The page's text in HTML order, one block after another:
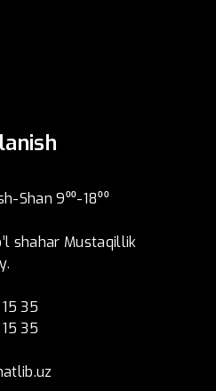
Shan 9⁰⁰-18⁰⁰
shahar Mustaqillik
35
35